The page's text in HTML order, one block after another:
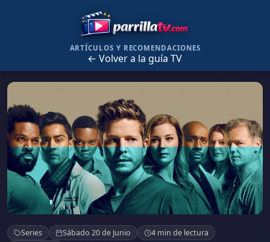
ARTÍCULOS Y RECOMENDACIONES
← Volver a la guía TV
The Resident
Series Sábado 20 de Junio
4 min de lectura